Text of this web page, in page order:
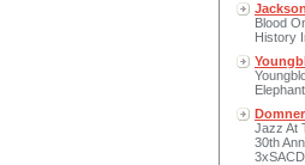
Blood
History
Jazz At
30th